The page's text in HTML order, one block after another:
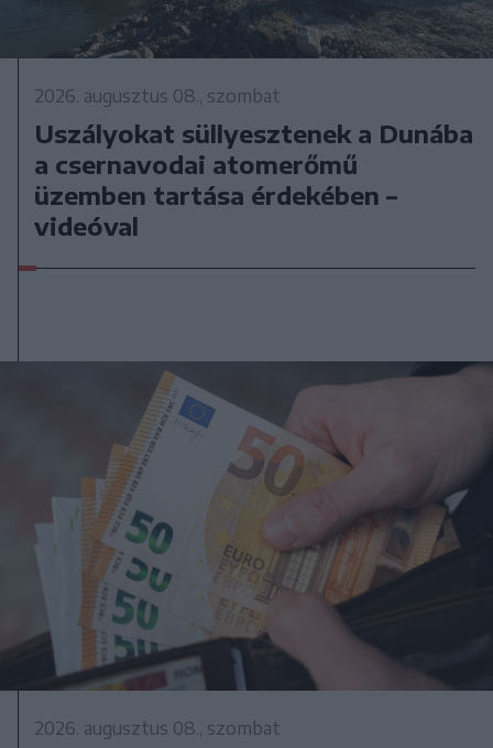
2026. augusztus 08., szombat
Uszályokat süllyesztenek a Dunába
a csernavodai atomerőmű
üzemben tartása érdekében –
videóval
2026. augusztus 08., szombat